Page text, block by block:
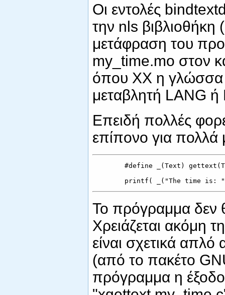
Οι εντολές
την nls
μετάφραση του
my_time.mo στον
όπου ΧΧ η γλώσσα
μεταβλητή LANG
Επειδή πολλές
επίπονο για πολλά
#define _(Text)
Το πρόγραμμα δεν
Χρειάζεται ακόμη
είναι σχετικά
(από το πακέτο
πρόγραμμα η